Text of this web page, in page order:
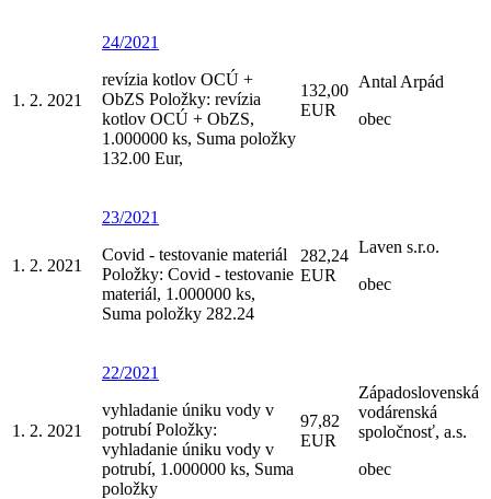
1. 2. 2021
24/2021
revízia kotlov OCÚ +
ObZS Položky: revízia
kotlov OCÚ + ObZS,
1.000000 ks, Suma položky
132.00 Eur,
132,00
EUR
Antal Arpád
obec
1. 2. 2021
23/2021
Covid - testovanie materiál
Položky: Covid - testovanie
materiál, 1.000000 ks,
Suma položky 282.24
282,24
EUR
Laven s.r.o.
obec
1. 2. 2021
22/2021
vyhladanie úniku vody v
potrubí Položky:
vyhladanie úniku vody v
potrubí, 1.000000 ks, Suma
položky
97,82
EUR
Západoslovenská
vodárenská
spoločnosť, a.s.
obec